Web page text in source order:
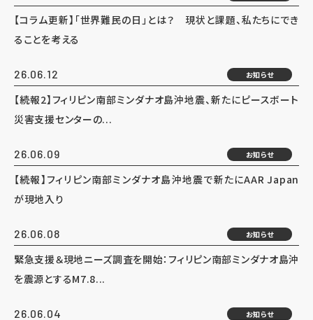
【コラム更新】「世界難民の日」とは？ 現状と課題、私たちにでき
ることを考える
26.06.12 お知らせ
【続報2】フィリピン南部ミンダナオ島沖地震、新たにピースボート
災害支援センターの...
26.06.09 お知らせ
【続報】フィリピン南部ミンダナオ島沖地震で新たにAAR Japan
が現地入り
26.06.08 お知らせ
緊急支援＆現地ニーズ調査を開始：フィリピン南部ミンダナオ島沖
を震源とするM7.8...
26.06.04 お知らせ